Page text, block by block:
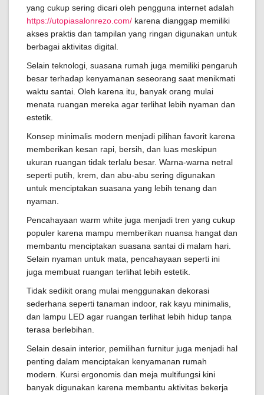
yang cukup sering dicari oleh pengguna internet adalah
https://utopiasalonrezo.com/ karena dianggap memiliki
akses praktis dan tampilan yang ringan digunakan untuk
berbagai aktivitas digital.
Selain teknologi, suasana rumah juga memiliki pengaruh
besar terhadap kenyamanan seseorang saat menikmati
waktu santai. Oleh karena itu, banyak orang mulai
menata ruangan mereka agar terlihat lebih nyaman dan
estetik.
Konsep minimalis modern menjadi pilihan favorit karena
memberikan kesan rapi, bersih, dan luas meskipun
ukuran ruangan tidak terlalu besar. Warna-warna netral
seperti putih, krem, dan abu-abu sering digunakan
untuk menciptakan suasana yang lebih tenang dan
nyaman.
Pencahayaan warm white juga menjadi tren yang cukup
populer karena mampu memberikan nuansa hangat dan
membantu menciptakan suasana santai di malam hari.
Selain nyaman untuk mata, pencahayaan seperti ini
juga membuat ruangan terlihat lebih estetik.
Tidak sedikit orang mulai menggunakan dekorasi
sederhana seperti tanaman indoor, rak kayu minimalis,
dan lampu LED agar ruangan terlihat lebih hidup tanpa
terasa berlebihan.
Selain desain interior, pemilihan furnitur juga menjadi hal
penting dalam menciptakan kenyamanan rumah
modern. Kursi ergonomis dan meja multifungsi kini
banyak digunakan karena membantu aktivitas bekerja